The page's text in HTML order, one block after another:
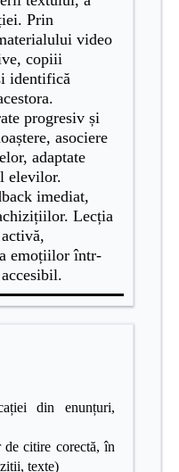
Prin
video
copiii
identifică
progresiv și
asociere
adaptate
elevilor.
imediat,
Lecția
emoțiilor într-
din enunțuri,
de citire corectă, în
texte)